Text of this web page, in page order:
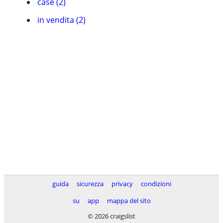
in vendita (2)
guida sicurezza privacy
condizioni
su
app
mappa del sito
© 2026 craigslist